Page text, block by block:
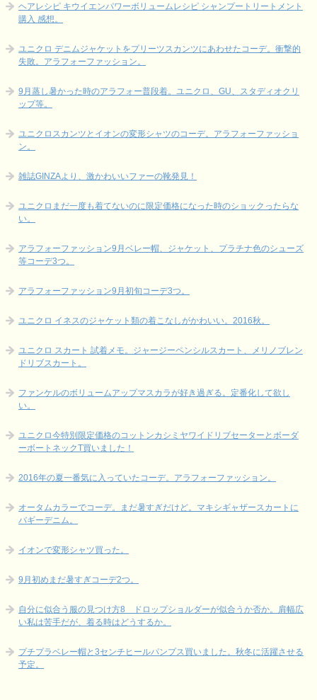
ヘアレシピ キウイエンパワーボリュームレシピ シャンプートリートメント
購入 感想。
ユニクロ デニムジャケットをプリーツスカンツにあわせたコーデ。衝撃的
失敗。アラフォーファッション。
9月蒸し暑かった時のアラフォー普段着。ユニクロ、GU、スタディオクリ
ップ等。
ユニクロスカンツとイオンの変形シャツのコーデ。アラフォーファッショ
ン。
雑誌GINZAより、激かわいいファーの靴発見！
ユニクロまだ一度も着てないのに限定価格になった時のショックったらな
い。
アラフォーファッション9月ベレー帽、ジャケット、プラチナ色のシューズ
等コーデ3つ。
アラフォーファッション9月初旬コーデ3つ。
ユニクロ イネスのジャケット類の着こなしがかわいい。2016秋。
ユニクロ スカート 試着メモ。ジャージーペンシルスカート、メリノブレン
ドリブスカート。
ファンケルのボリュームアップマスカラが好き過ぎる。定番化して欲し
い。
ユニクロ今特別限定価格のコットンカシミヤワイドリブセーターとボーダ
ーボートネックT買いました！
2016年の夏一番気に入っていたコーデ。アラフォーファッション。
オータムカラーでコーデ。まだ暑すぎだけど。マキシギャザースカートに
バギーデニム。
イオンで変形シャツ買った。
9月初めまだ暑すぎコーデ2つ。
自分に似合う服の見つけ方8 ドロップショルダーが似合うか否か。肩幅広
い私は苦手だが、着る時はどうするか。
プチプラベレー帽と3センチヒールパンプス買いました。秋冬に活躍させる
予定。